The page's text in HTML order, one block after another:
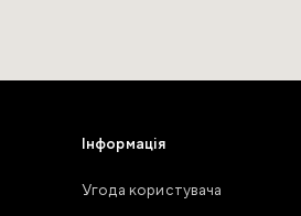
Інформація
Угода користувача